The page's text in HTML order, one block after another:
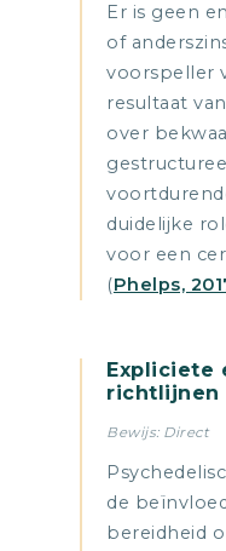
Er is geen
of
voorspeller
resultaat
over
duidelijke
voor een
(Phelps,
Expliciete
richtlijnen
Bewijs: Direct
de
bereidheid